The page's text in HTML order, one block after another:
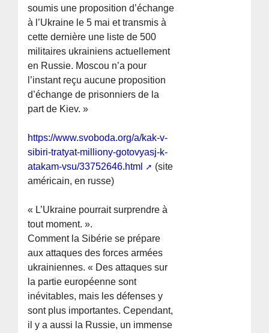
soumis une proposition d’échange
à l’Ukraine le 5 mai et transmis à
cette dernière une liste de 500
militaires ukrainiens actuellement
en Russie. Moscou n’a pour
l’instant reçu aucune proposition
d’échange de prisonniers de la
part de Kiev. »
https://www.svoboda.org/a/kak-v-
sibiri-tratyat-milliony-gotovyasj-k-
atakam-vsu/33752646.html
(site
américain, en russe)
« L’Ukraine pourrait surprendre à
tout moment. ».
Comment la Sibérie se prépare
aux attaques des forces armées
ukrainiennes. « Des attaques sur
la partie européenne sont
inévitables, mais les défenses y
sont plus importantes. Cependant,
il y a aussi la Russie, un immense